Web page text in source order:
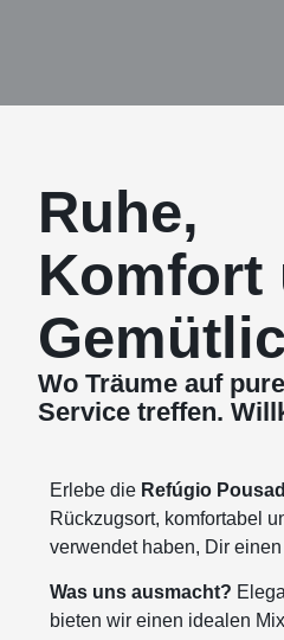
Ruhe,
Komfort
Wo Träume auf
Service treffen.
Erlebe die Refúgio
Rückzugsort, komfortabel
verwendet haben, Dir
Was uns ausmacht?
bieten wir einen idealen